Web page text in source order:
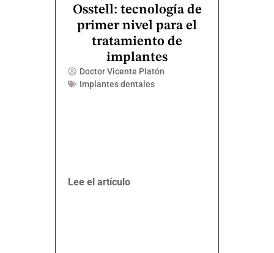
Osstell: tecnología de
primer nivel para el
tratamiento de
implantes
Doctor Vicente Platón
Implantes dentales
Lee el artículo